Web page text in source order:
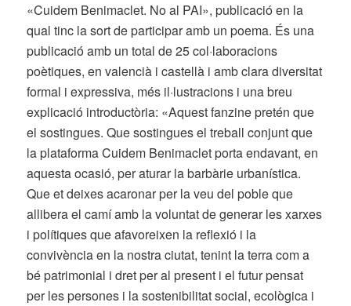
«Cuidem Benimaclet. No al PAI», publicació en la
qual tinc la sort de participar amb un poema. És una
publicació amb un total de 25 col·laboracions
poètiques, en valencià i castellà i amb clara diversitat
formal i expressiva, més il·lustracions i una breu
explicació introductòria: «Aquest fanzine pretén que
el sostingues. Que sostingues el treball conjunt que
la plataforma Cuidem Benimaclet porta endavant, en
aquesta ocasió, per aturar la barbàrie urbanística.
Que et deixes acaronar per la veu del poble que
allibera el camí amb la voluntat de generar les xarxes
i polítiques que afavoreixen la reflexió i la
convivència en la nostra ciutat, tenint la terra com a
bé patrimonial i dret per al present i el futur pensat
per les persones i la sostenibilitat social, ecològica i